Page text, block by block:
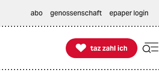
abo genossenschaft epaper login

taz zahl ich
taz zahl ich